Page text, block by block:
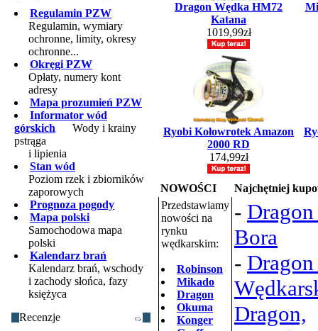
Regulamin PZW
Regulamin, wymiary
ochronne, limity, okresy
ochronne...
Okręgi PZW
Opłaty, numery kont
adresy
Mapa prozumień PZW
Informator wód
górskich Wody i krainy
pstrąga
i lipienia
Stan wód
Poziom rzek i zbiorników
zaporowych
Prognoza pogody
Mapa polski
Samochodowa mapa
polski
Kalendarz brań
Kalendarz brań, wschody
i zachody słońca, fazy
księżyca
Recenzje
Dragon Wędka HM72
Katana
1019,99zł
Ryobi Kołowrotek Amazon
2000 RD
174,99zł
NOWOŚCI
Najchętniej
Przedstawiamy
nowości na
rynku
wędkarskim:
Robinson
Mikado
Dragon
Okuma
Konger
-
Bora
-
Dragon,